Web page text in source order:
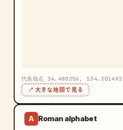
代表地点 34.480256, 134.301492
↗ 大きな地図で見る
A Roman alphabet